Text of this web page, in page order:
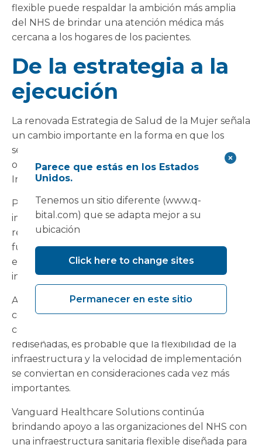
flexible puede respaldar la ambición más amplia
del NHS de brindar una atención médica más
cercana a los hogares de los pacientes.
De la estrategia a la
ejecución
La renovada Estrategia de Salud de la Mujer señala
un cambio importante en la forma en que los
servicios de atención médica para mujeres se
organizarán y prestarán cada vez más en toda
Inglaterra.
Para las organizaciones del NHS, una
implementación exitosa dependerá no solo del
rediseño de los procesos y la planificación de la
fuerza laboral, sino también de la creación de los
entornos adecuados para apoyar la atención
integrada basada en la comunidad.
A medida que los sistemas sigan explorando los
centros de salud para mujeres, los diagnósticos
comunitarios y las vías de atención ambulatoria
rediseñadas, es probable que la flexibilidad de la
infraestructura y la velocidad de implementación
se conviertan en consideraciones cada vez más
importantes.
Vanguard Healthcare Solutions continúa
brindando apoyo a las organizaciones del NHS con
una infraestructura sanitaria flexible diseñada para
Parece que estás en los Estados
Unidos.
Tenemos un sitio diferente (www.q-
bital.com) que se adapta mejor a su
ubicación
Click here to change sites
Permanecer en este sitio